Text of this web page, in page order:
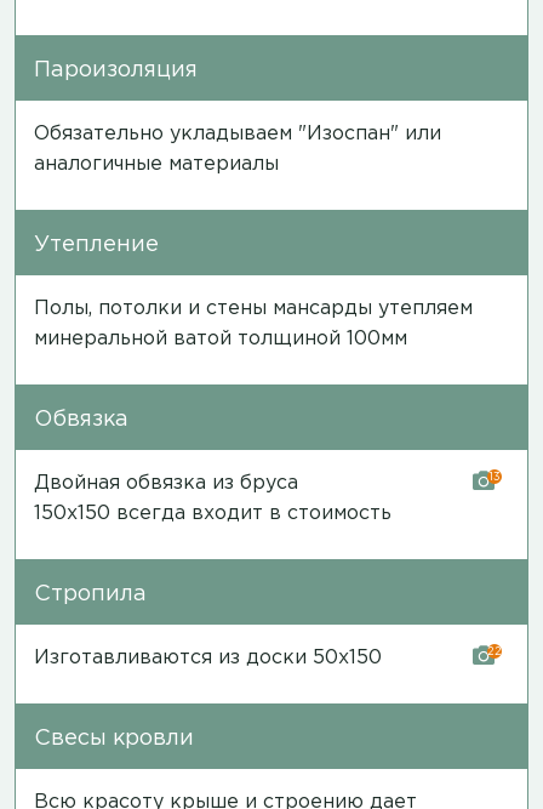
Пароизоляция
Обязательно укладываем "Изоспан" или
аналогичные материалы
Утепление
Полы, потолки и стены мансарды утепляем
минеральной ватой толщиной 100мм
Обвязка
Двойная обвязка из бруса
150х150 всегда входит в стоимость
13
Стропила
Изготавливаются из доски 50х150 22
Свесы кровли
Всю красоту крыше и строению дает